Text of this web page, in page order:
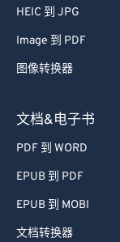
HEIC 到 JPG
Image 到 PDF
图像转换器
文档&电子书
PDF 到 WORD
EPUB 到 PDF
EPUB 到 MOBI
文档转换器